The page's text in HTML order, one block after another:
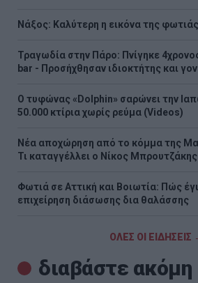
Νάξος: Καλύτερη η εικόνα της
Τραγωδία στην Πάρο: Πνίγηκε
bar - Προσήχθησαν ιδιοκτήτης και
Ο τυφώνας «Dolphin» σαρώνει την
50.000 κτίρια χωρίς ρεύμα (Videos)
Νέα αποχώρηση από το κόμμα της
Τι καταγγέλλει ο Νίκος Μπρουτζάκης
Φωτιά σε Αττική και Βοιωτία: Πώς
επιχείρηση διάσωσης δια θαλάσσης
ΟΛΕΣ ΟΙ ΕΙΔΗΣΕΙΣ
διαβάστε ακόμη